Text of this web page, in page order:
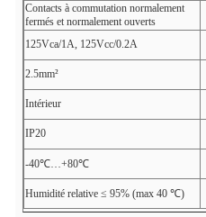
Contacts à commutation normalement
fermés et normalement ouverts
125Vca/1A, 125Vcc/0.2A
2.5mm²
Intérieur
IP20
-40℃…+80℃
Humidité relative ≤ 95% (max 40 ℃)